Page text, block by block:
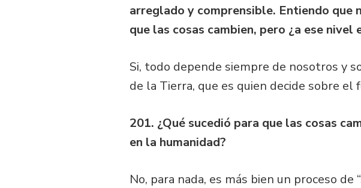
arreglado y comprensible. Entiendo que
que las cosas cambien, pero ¿a ese nivel
Si, todo depende siempre de nosotros y
de la Tierra, que es quien decide sobre
201. ¿Qué sucedió para que las cosas
en la humanidad?
No, para nada, es más bien un proceso